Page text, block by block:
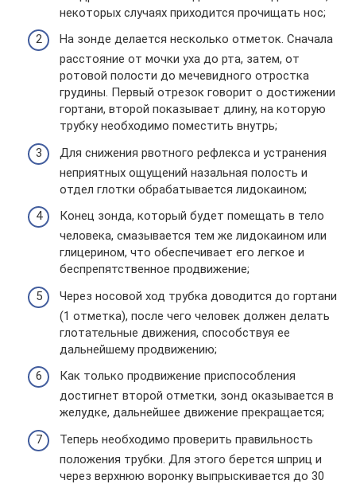
некоторых случаях приходится прочищать нос;
На зонде делается несколько отметок. Сначала
расстояние от мочки уха до рта, затем, от
ротовой полости до мечевидного отростка
грудины. Первый отрезок говорит о достижении
гортани, второй показывает длину, на которую
трубку необходимо поместить внутрь;
Для снижения рвотного рефлекса и устранения
неприятных ощущений назальная полость и
отдел глотки обрабатывается лидокаином;
Конец зонда, который будет помещать в тело
человека, смазывается тем же лидокаином или
глицерином, что обеспечивает его легкое и
беспрепятственное продвижение;
Через носовой ход трубка доводится до гортани
(1 отметка), после чего человек должен делать
глотательные движения, способствуя ее
дальнейшему продвижению;
Как только продвижение приспособления
достигнет второй отметки, зонд оказывается в
желудке, дальнейшее движение прекращается;
Теперь необходимо проверить правильность
положения трубки. Для этого берется шприц и
через верхнюю воронку выпрыскивается до 30